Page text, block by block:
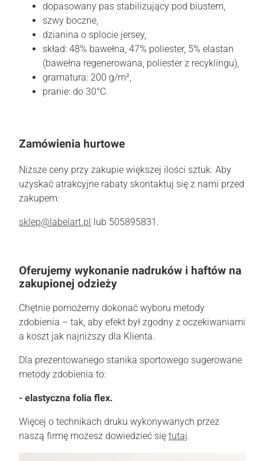
dopasowany pas stabilizujący pod biustem,
szwy boczne,
dzianina o splocie jersey,
skład: 48% bawełna, 47% poliester, 5% elastan
(bawełna regenerowana, poliester z recyklingu),
gramatura: 200 g/m²,
pranie: do 30°C.
Zamówienia hurtowe
Niższe ceny przy zakupie większej ilości sztuk. Aby
uzyskać atrakcyjne rabaty skontaktuj się z nami przed
zakupem:
sklep@labelart.pl lub 505895831.
Oferujemy wykonanie nadruków i haftów na
zakupionej odzieży
Chętnie pomożemy dokonać wyboru metody
zdobienia – tak, aby efekt był zgodny z oczekiwaniami
a koszt jak najniższy dla Klienta.
Dla prezentowanego stanika sportowego sugerowane
metody zdobienia to:
- elastyczna folia flex.
Więcej o technikach druku wykonywanych przez
naszą firmę możesz dowiedzieć się tutaj.